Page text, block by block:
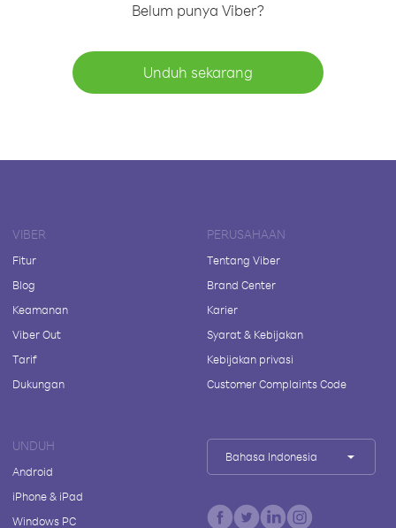
Belum punya Viber?
Unduh sekarang
VIBER
Fitur
Blog
Keamanan
Viber Out
Tarif
Dukungan
PERUSAHAAN
Tentang Viber
Brand Center
Karier
Syarat & Kebijakan
Kebijakan privasi
Customer Complaints Code
UNDUH
Android
iPhone & iPad
Windows PC
Bahasa Indonesia